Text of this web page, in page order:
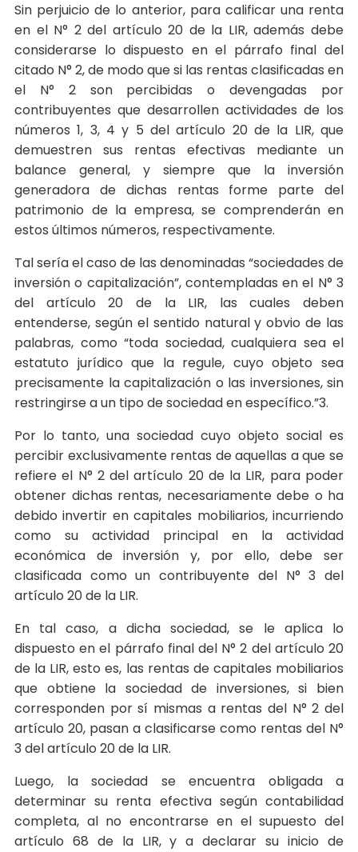
Sin perjuicio de lo anterior, para calificar una renta
en el N° 2 del artículo 20 de la LIR, además debe
considerarse lo dispuesto en el párrafo final del
citado N° 2, de modo que si las rentas clasificadas en
el N° 2 son percibidas o devengadas por
contribuyentes que desarrollen actividades de los
números 1, 3, 4 y 5 del artículo 20 de la LIR, que
demuestren sus rentas efectivas mediante un
balance general, y siempre que la inversión
generadora de dichas rentas forme parte del
patrimonio de la empresa, se comprenderán en
estos últimos números, respectivamente.
Tal sería el caso de las denominadas “sociedades de
inversión o capitalización”, contempladas en el N° 3
del artículo 20 de la LIR, las cuales deben
entenderse, según el sentido natural y obvio de las
palabras, como “toda sociedad, cualquiera sea el
estatuto jurídico que la regule, cuyo objeto sea
precisamente la capitalización o las inversiones, sin
restringirse a un tipo de sociedad en específico.”3.
Por lo tanto, una sociedad cuyo objeto social es
percibir exclusivamente rentas de aquellas a que se
refiere el N° 2 del artículo 20 de la LIR, para poder
obtener dichas rentas, necesariamente debe o ha
debido invertir en capitales mobiliarios, incurriendo
como su actividad principal en la actividad
económica de inversión y, por ello, debe ser
clasificada como un contribuyente del N° 3 del
artículo 20 de la LIR.
En tal caso, a dicha sociedad, se le aplica lo
dispuesto en el párrafo final del N° 2 del artículo 20
de la LIR, esto es, las rentas de capitales mobiliarios
que obtiene la sociedad de inversiones, si bien
corresponden por sí mismas a rentas del N° 2 del
artículo 20, pasan a clasificarse como rentas del N°
3 del artículo 20 de la LIR.
Luego, la sociedad se encuentra obligada a
determinar su renta efectiva según contabilidad
completa, al no encontrarse en el supuesto del
artículo 68 de la LIR, y a declarar su inicio de